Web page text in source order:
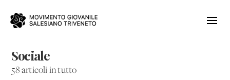
Sociale
58 articoli in tutto